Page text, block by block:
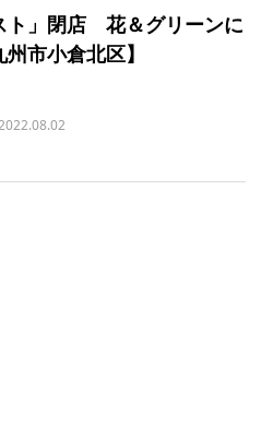
ト」閉店 花＆グリーンに
市小倉北区】